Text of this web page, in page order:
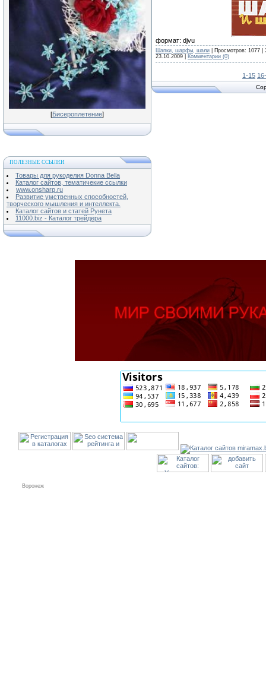
[Бисероплетение]
ПОЛЕЗНЫЕ ССЫЛКИ
Товары для рукоделия Donna Bella
Каталог сайтов, тематичекие ссылки
www.onsharp.ru
Развитие умственных способностей,
творческого мышления и интеллекта.
Каталог сайтов и статей Рунета
11000.biz - Каталог трейдера
формат: djvu
Шапки, шарфы, шали | Просмотров: 1077 |
23.10.2009
Комментарии (0)
1-15
Воронеж